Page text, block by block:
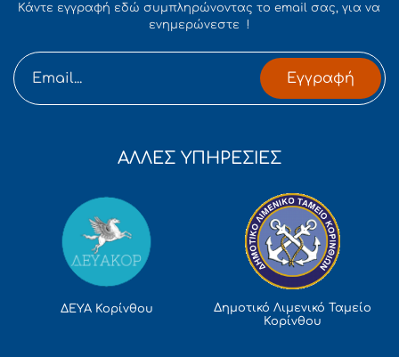
Κάντε εγγραφή εδώ συμπληρώνοντας το email σας, για να
ενημερώνεστε !
Εγγραφή
ΑΛΛΕΣ ΥΠΗΡΕΣΙΕΣ
ΔΕΥΑ Κορίνθου
Δημοτικό Λιμενικό Ταμείο
Κορίνθου